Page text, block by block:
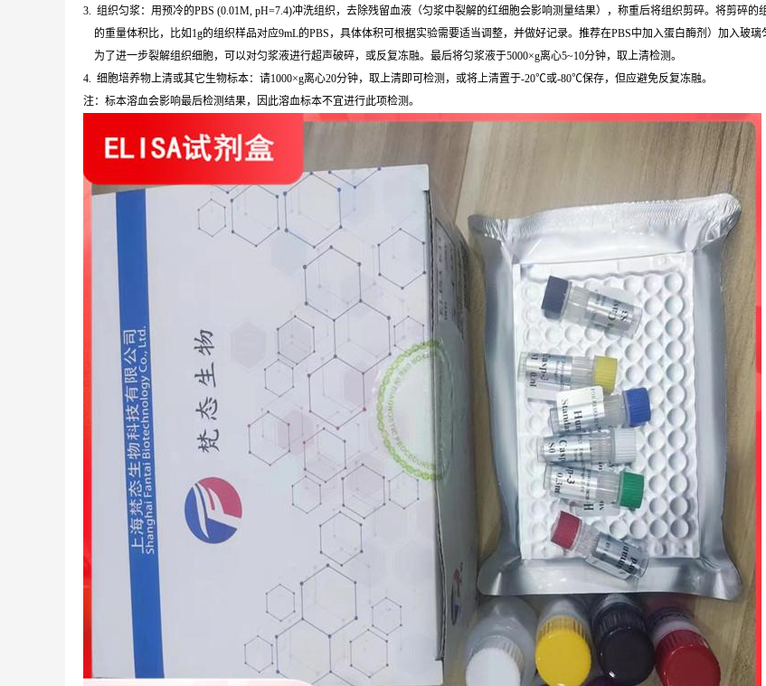
3. 组织匀浆：用预冷的PBS (0.01M, pH=7.4)冲洗组织，去除残留血液（匀浆中裂解的红细胞会影响测量结果），称重后将组织剪碎。将剪碎的
的重量体积比，比如1g的组织样品对应9mL的PBS，具体体积可根据实验需要适当调整，并做好记录。推荐在PBS中加入蛋白酶剂）加入玻璃
为了进一步裂解组织细胞，可以对匀浆液进行超声破碎，或反复冻融。最后将匀浆液于5000×g离心5~10分钟，取上清检测。
4. 细胞培养物上清或其它生物标本：请1000×g离心20分钟，取上清即可检测，或将上清置于-20℃或-80℃保存，但应避免反复冻融。
注：标本溶血会影响最后检测结果，因此溶血标本不宜进行此项检测。